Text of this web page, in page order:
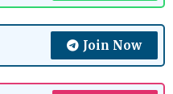
Join Now